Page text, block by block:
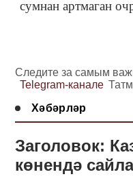
сумнан артмаган
Следите за самым
Telegram-канале
Хәбәрләр
Заголовок:
көнендә